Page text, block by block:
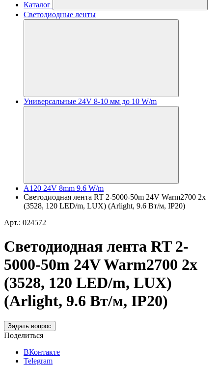
Каталог
Светодиодные ленты
Универсальные 24V 8-10 мм до 10 W/m
A120 24V 8mm 9.6 W/m
Светодиодная лента RT 2-5000-50m 24V Warm2700 2x
(3528, 120 LED/m, LUX) (Arlight, 9.6 Вт/м, IP20)
Арт.: 024572
Светодиодная лента RT 2-
5000-50m 24V Warm2700 2x
(3528, 120 LED/m, LUX)
(Arlight, 9.6 Вт/м, IP20)
Задать вопрос
Поделиться
ВКонтакте
Telegram